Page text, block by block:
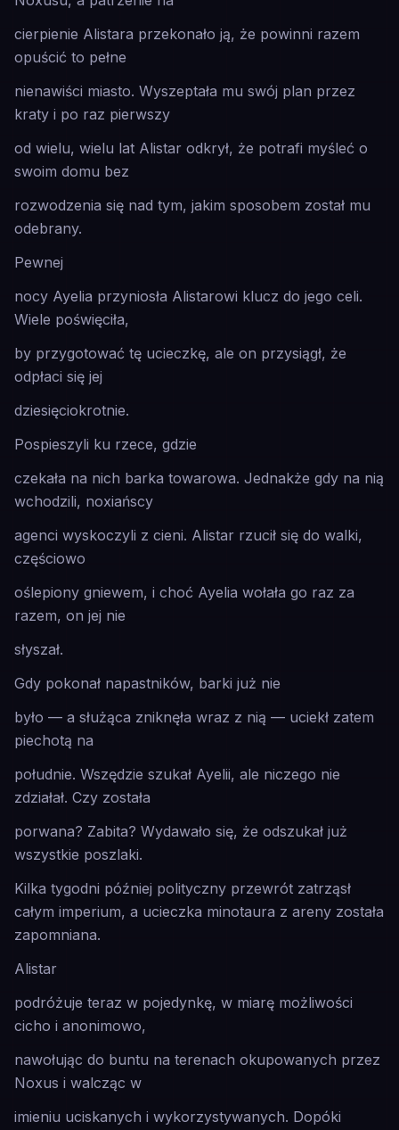
cierpienie Alistara przekonało ją, że powinni razem
opuścić to pełne
nienawiści miasto. Wyszeptała mu swój plan przez
kraty i po raz pierwszy
od wielu, wielu lat Alistar odkrył, że potrafi myśleć o
swoim domu bez
rozwodzenia się nad tym, jakim sposobem został mu
odebrany.
Pewnej
nocy Ayelia przyniosła Alistarowi klucz do jego celi.
Wiele poświęciła,
by przygotować tę ucieczkę, ale on przysiągł, że
odpłaci się jej
dziesięciokrotnie.
Pospieszyli ku rzece, gdzie
czekała na nich barka towarowa. Jednakże gdy na nią
wchodzili, noxiańscy
agenci wyskoczyli z cieni. Alistar rzucił się do walki,
częściowo
oślepiony gniewem, i choć Ayelia wołała go raz za
razem, on jej nie
słyszał.
Gdy pokonał napastników, barki już nie
było — a służąca zniknęła wraz z nią — uciekł zatem
piechotą na
południe. Wszędzie szukał Ayelii, ale niczego nie
zdziałał. Czy została
porwana? Zabita? Wydawało się, że odszukał już
wszystkie poszlaki.
Kilka tygodni później polityczny przewrót zatrząsł
całym imperium, a ucieczka minotaura z areny została
zapomniana.
Alistar
podróżuje teraz w pojedynkę, w miarę możliwości
cicho i anonimowo,
nawołując do buntu na terenach okupowanych przez
Noxus i walcząc w
imieniu uciskanych i wykorzystywanych. Dopóki